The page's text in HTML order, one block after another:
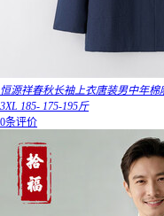
恒源祥春秋长袖上衣唐装男中年
3XL 185- 175-195斤
0条评价